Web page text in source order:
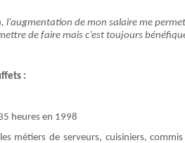
l’augmentation de mon salaire me
de faire mais c’est toujours
:
heures en 1998
métiers de serveurs, cuisiniers,